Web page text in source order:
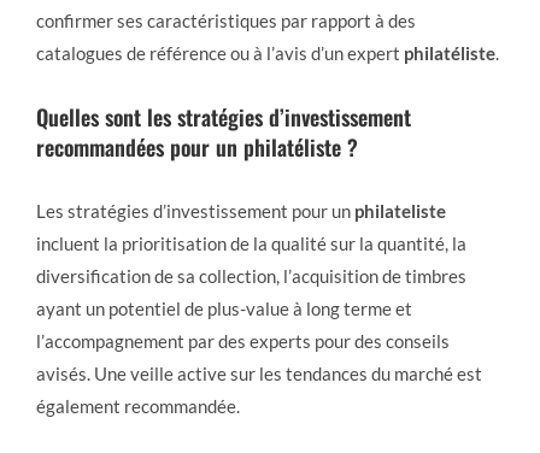
confirmer ses caractéristiques par rapport à des
catalogues de référence ou à l’avis d’un expert philatéliste.
Quelles sont les stratégies d’investissement
recommandées pour un philatéliste ?
Les stratégies d’investissement pour un philateliste
incluent la prioritisation de la qualité sur la quantité, la
diversification de sa collection, l’acquisition de timbres
ayant un potentiel de plus-value à long terme et
l’accompagnement par des experts pour des conseils
avisés. Une veille active sur les tendances du marché est
également recommandée.